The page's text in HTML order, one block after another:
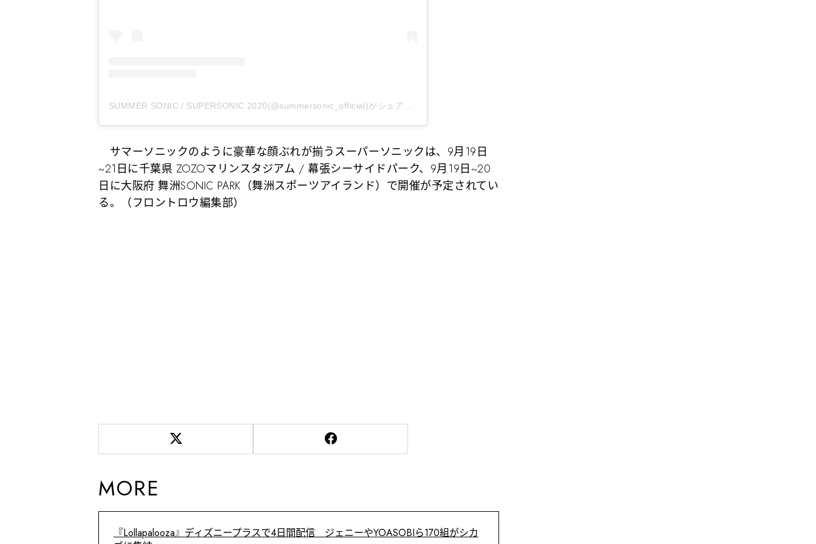
サマーソニックのように豪華な顔ぶれが揃うスーパーソニックは、9月19日
~21日に千葉県 ZOZOマリンスタジアム / 幕張シーサイドパーク、9月19日~20
日に大阪府 舞洲SONIC PARK（舞洲スポーツアイランド）で開催が予定されてい
る。（フロントロウ編集部）
MORE
『Lollapalooza』ディズニープラスで4日間配信 ジェニーやYOASOBIら170組がシカ